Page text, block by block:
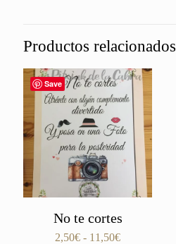
Productos relacionados
Save
No te cortes
2,50€ - 11,50€Rango